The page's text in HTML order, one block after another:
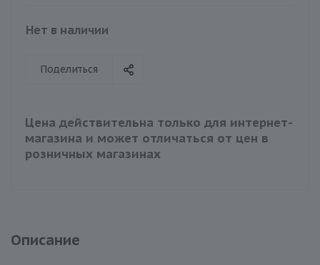
Нет в наличии
Поделиться
Цена действительна только для интернет-
магазина и может отличаться от цен в
розничных магазинах
Описание